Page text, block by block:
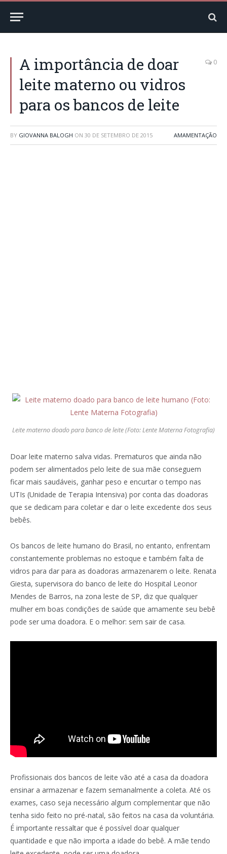
A importância de doar
leite materno ou vidros
para os bancos de leite
0
BY GIOVANNA BALOGH ON 30 DE SETEMBRO DE 2015 AMAMENTAÇÃO
Leite materno doado para banco de leite (Foto: Lente Materna Fotografia)
Doar leite materno salva vidas. Prematuros que ainda não
podem ser alimentados pelo leite de sua mãe conseguem
ficar mais saudáveis, ganhar peso e encurtar o tempo nas
UTIs (Unidade de Terapia Intensiva) por conta das doadoras
que se dedicam para coletar e dar o leite excedente dos seus
bebês.
Os bancos de leite humano do Brasil, no entanto, enfrentam
constantemente problemas no estoque e também falta de
vidros para dar para as doadoras armazenarem o leite. Renata
Giesta, supervisora do banco de leite do Hospital Leonor
Mendes de Barros, na zona leste de SP, diz que qualquer
mulher em boas condições de saúde que amamente seu bebê
pode ser uma doadora. E o melhor: sem sair de casa.
Profissionais dos bancos de leite vão até a casa da doadora
ensinar a armazenar e fazem semanalmente a coleta. Até os
exames, caso seja necessário algum complementar que não
tenha sido feito no pré-natal, são feitos na casa da voluntária.
É importante ressaltar que é possível doar qualquer
quantidade e que não importa a idade do bebê. A mãe tendo